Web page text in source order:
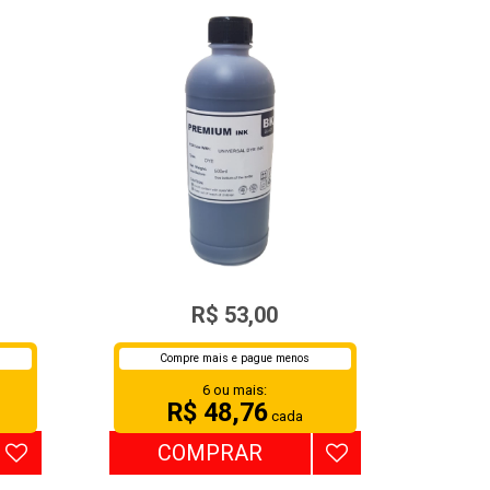
TINTA UNIVERSAL
HP/EPSON/BULK INK BLACK
500ML
R$ 53,00
Compre mais e pague menos
6 ou mais:
R$ 48,76cada
COMPRAR